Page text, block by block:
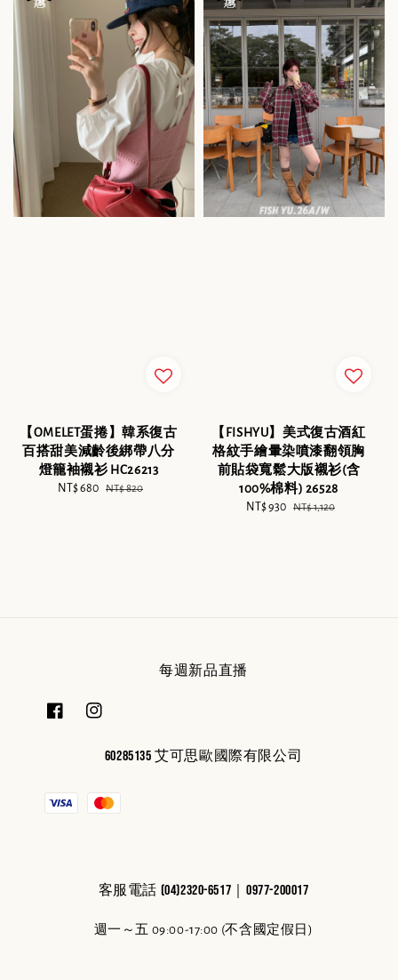
【OMELET蛋捲】韓系復古
百搭甜美減齡後綁帶八分
燈籠袖襯衫 HC26213
Sale
NT$ 680 Regular
NT$ 820
【FISHYU】美式復古酒紅
格紋手繪暈染噴漆翻領胸
前貼袋寬鬆大版襯衫(含
100%棉料) 26528
Sale
NT$ 930 Regular
NT$ 1,120
每週新品直播
60285135 艾可思歐國際有限公司
客服電話 (04)2320-6517｜0977-200017
週一～五 09:00-17:00 (不含國定假日)